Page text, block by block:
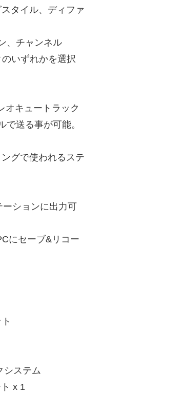
タイル、ディファ
、チャンネル
いずれかを選択
オキュートラック
送る事が可能。
グで使われるステ
ションに出力可
にセーブ&リコー
システム
x 1